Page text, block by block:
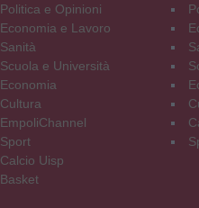
Politica e Opinioni
Economia e Lavoro
Sanità
Scuola e Università
Economia
Cultura
EmpoliChannel
Sport
Calcio Uisp
Basket